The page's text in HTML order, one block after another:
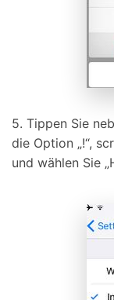
5. Tippen Sie
die Option „!“,
und wählen Sie